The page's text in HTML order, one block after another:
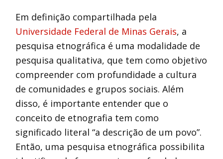
Em definição compartilhada pela
Universidade Federal de Minas Gerais, a
pesquisa etnográfica é uma modalidade de
pesquisa qualitativa, que tem como objetivo
compreender com profundidade a cultura
de comunidades e grupos sociais. Além
disso, é importante entender que o
conceito de etnografia tem como
significado literal “a descrição de um povo”.
Então, uma pesquisa etnográfica possibilita